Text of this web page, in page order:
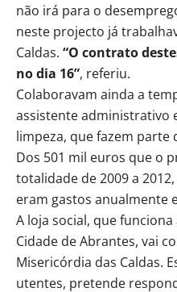
não irá para o
neste projecto já
Caldas. “O contrato
no dia 16”, referiu.
Colaboravam ainda a
assistente administrativo
limpeza, que fazem parte
Dos 501 mil euros que o
totalidade de 2009 a
eram gastos anualmente
A loja social, que
Cidade de Abrantes, vai
Misericórdia das Caldas.
utentes, pretende